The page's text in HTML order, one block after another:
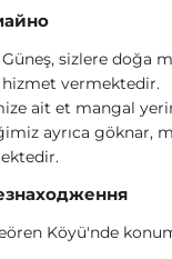
sizlere doğa
vermektedir.
ait et mangal
ayrıca göknar,
Köyü'nde